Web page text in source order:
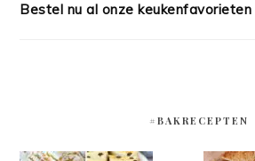
Bestel nu al onze keukenfavorieten
#BAKRECEPTEN